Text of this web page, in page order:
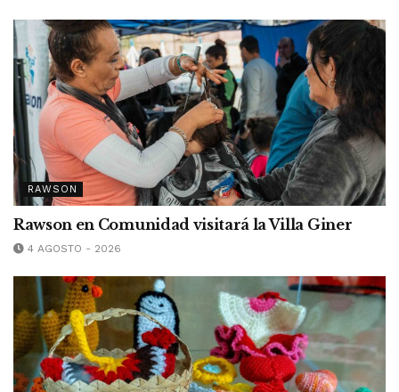
RAWSON
Rawson en Comunidad visitará la Villa Giner
4 AGOSTO - 2026